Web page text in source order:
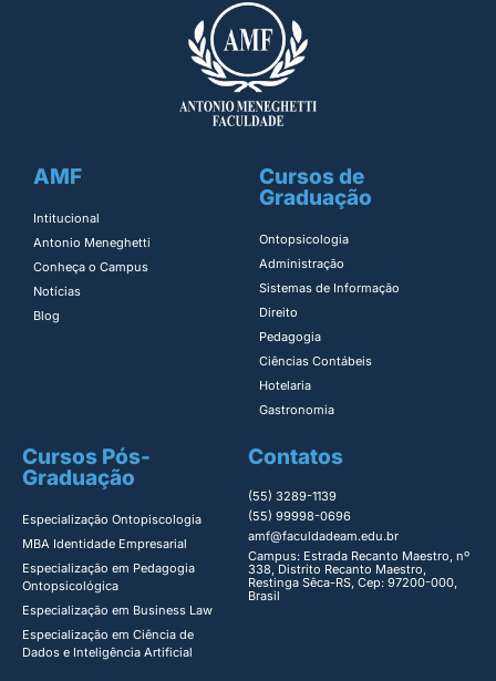
AMF
Intitucional
Antonio Meneghetti
Conheça o Campus
Notícias
Blog
Cursos de
Graduação
Ontopsicologia ​
Administração​
Sistemas de Informação​
Direito​
Pedagogia
Ciências Contábeis
Hotelaria
Gastronomia
Cursos Pós-
Graduação
Especialização Ontopiscologia ​
MBA Identidade Empresarial​
Especialização em Pedagogia
Ontopsicológica​
Especialização em Business Law
Especialização em Ciência de
Dados e Inteligência Artificial
Contatos
(55) 3289-1139
(55) 99998-0696
amf@faculdadeam.edu.br
Campus: Estrada Recanto Maestro, nº
338, Distrito Recanto Maestro,
Restinga Sêca-RS, Cep: 97200-000,
Brasil